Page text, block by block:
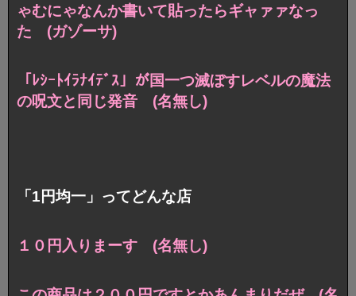
ゃむにゃなんか書いて貼ったらギャァァなっ
た (ガゾーサ)
「ﾚｼｰﾄｲﾗﾅｲﾃﾞｽ」が国一つ滅ぼすレベルの魔法
の呪文と同じ発音 (名無し)
「1円均一」ってどんな店
１０円入りまーす (名無し)